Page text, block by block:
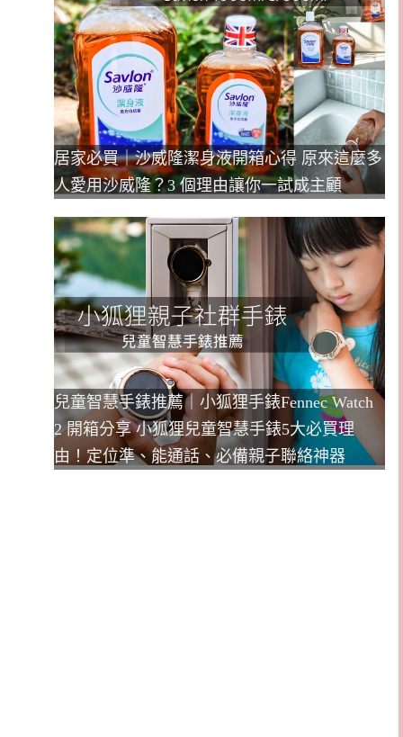
居家必買｜沙威隆潔身液開箱心得 原來這麼多
人愛用沙威隆？3 個理由讓你一試成主顧
兒童智慧手錶推薦｜小狐狸手錶Fennec Watch
2 開箱分享 小狐狸兒童智慧手錶5大必買理
由！定位準、能通話、必備親子聯絡神器